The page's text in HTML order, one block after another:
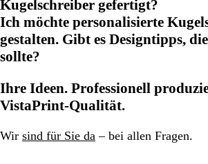
Kugelschreiber gefertigt?
Ich möchte personalisierte
gestalten. Gibt es Designtipps,
sollte?
Ihre Ideen. Professionell
VistaPrint-Qualität.
Wir sind für Sie da – bei allen Fragen.